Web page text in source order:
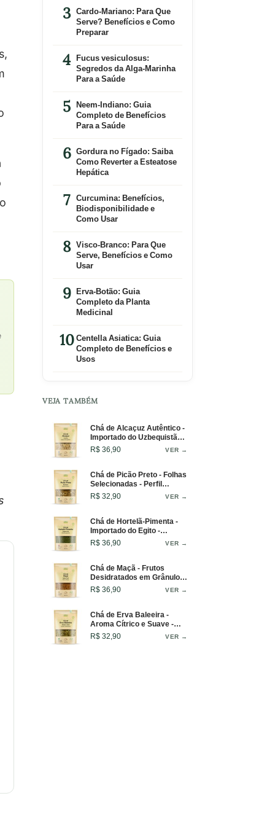
Cardo-Mariano: Para Que
Serve? Benefícios e Como
Preparar
Fucus vesiculosus:
Segredos da Alga-Marinha
Para a Saúde
Neem-Indiano: Guia
Completo de Benefícios
Para a Saúde
Gordura no Fígado: Saiba
Como Reverter a Esteatose
Hepática
Curcumina: Benefícios,
Biodisponibilidade e
Como Usar
Visco-Branco: Para Que
Serve, Benefícios e Como
Usar
Erva-Botão: Guia
Completo da Planta
Medicinal
Centella Asiatica: Guia
Completo de Benefícios e
Usos
VEJA TAMBÉM
Chá de Alcaçuz Autêntico -
Importado do Uzbequistão -
100g
R$ 36,90 VER →
Chá de Picão Preto - Folhas
Selecionadas - Perfil
Vegetal - 50g
R$ 32,90 VER →
Chá de Hortelã-Pimenta -
Importado do Egito -
Infusão Refrescante - 100g
R$ 36,90 VER →
Chá de Maçã - Frutos
Desidratados em Grânulos
- 100g
R$ 36,90 VER →
Chá de Erva Baleeira -
Aroma Cítrico e Suave -
Folhas Selecionadas - 50g
R$ 32,90 VER →